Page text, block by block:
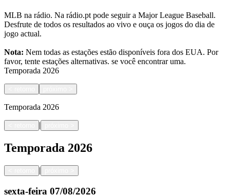
MLB na rádio. Na rádio.pt pode seguir a Major League Baseball.
Desfrute de todos os resultados ao vivo e ouça os jogos do dia de
jogo actual.
Nota: Nem todas as estações estão disponíveis fora dos EUA. Por
favor, tente estações alternativas. se você encontrar uma.
Temporada 2026
Temporada 2026
|
Temporada 2026
|
sexta-feira 07/08/2026